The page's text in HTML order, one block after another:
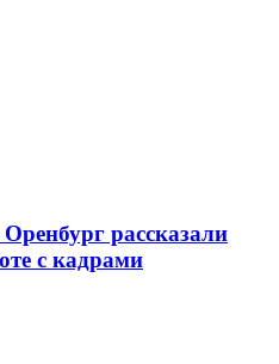
рассказали
с кадрами